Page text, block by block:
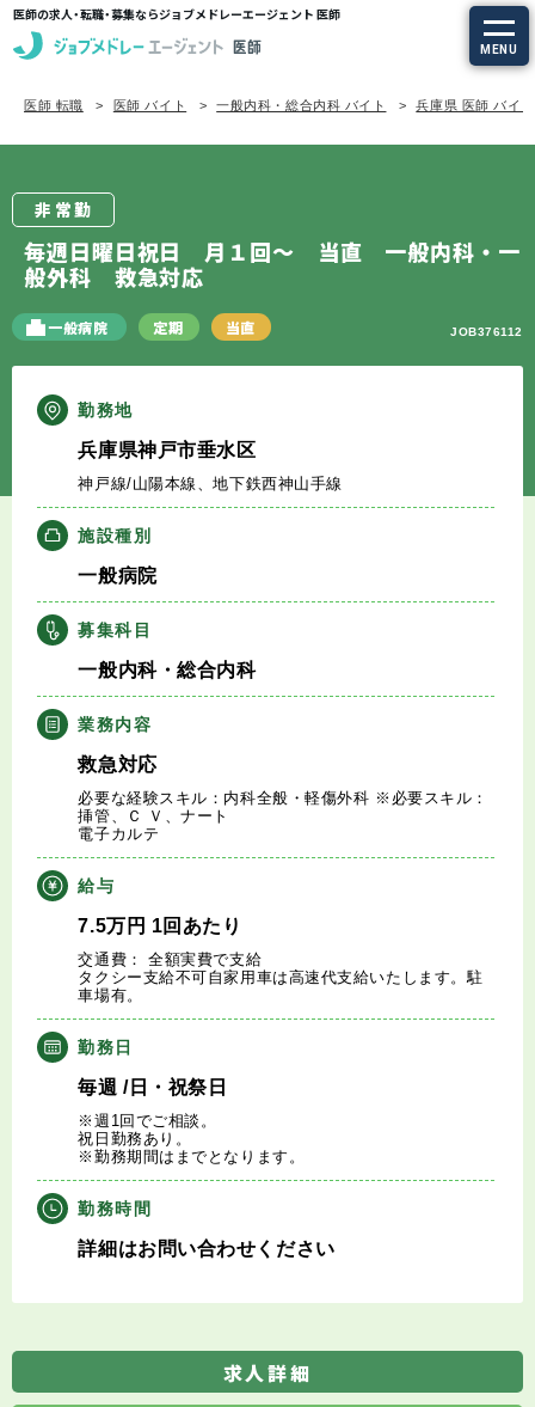
医師の求人・転職・募集ならジョブメドレーエージェント 医師
MENU
求人を探す
定期非常勤の求人
エージェントサービスTOP
サービスの流れ
キャリアアドバイザー紹介
医師の求人・転職Q&A
知りたい・聞きたい
転職成功事例
医師の転職マニュアル
データで見る医師の平均年収
医師に役立つ取材記事
大学医局紹介
医師 転職 医師 バイト 一般内科・総合内科 バイト 兵庫県 医師 バイト
非常勤
毎週日曜日祝日 月１回～ 当直 一般内科・一
般外科 救急対応
一般病院 定期 当直 JOB376112
勤務地
兵庫県神戸市垂水区
神戸線/山陽本線、地下鉄西神山手線
施設種別
一般病院
募集科目
一般内科・総合内科
業務内容
救急対応
必要な経験スキル：内科全般・軽傷外科 ※必要スキル：
挿管、Ｃ Ｖ、ナート
電子カルテ
給与
7.5万円 1回あたり
交通費： 全額実費で支給
タクシー支給不可自家用車は高速代支給いたします。駐
車場有。
勤務日
毎週 /日・祝祭日
※週1回でご相談。
祝日勤務あり。
※勤務期間はまでとなります。
勤務時間
詳細はお問い合わせください
求人詳細